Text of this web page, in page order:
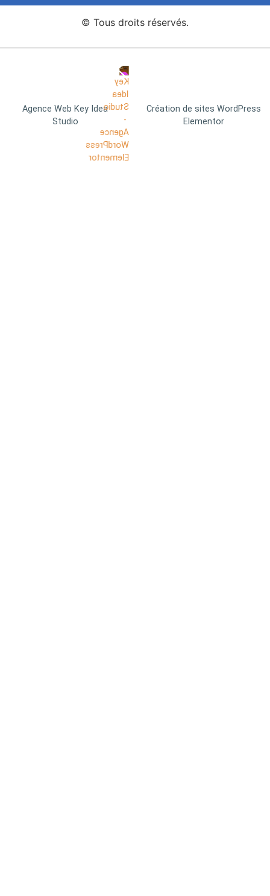
© Tous droits réservés.
Agence Web Key Idea
Studio
Création de sites WordPress
Elementor